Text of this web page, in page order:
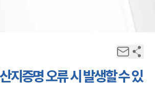
지증명 오류 시 발생할 수 있